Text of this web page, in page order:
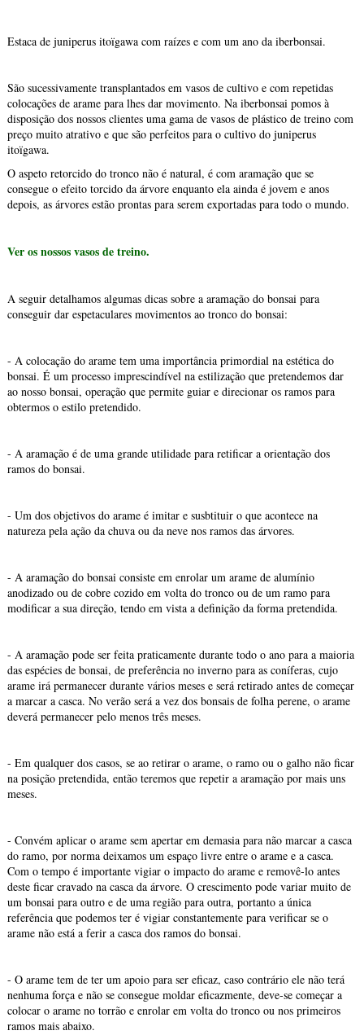
Estaca de juniperus itoïgawa com raízes e com um ano da iberbonsai.
São sucessivamente transplantados em vasos de cultivo e com repetidas
colocações de arame para lhes dar movimento. Na iberbonsai pomos à
disposição dos nossos clientes uma gama de vasos de plástico de treino com
preço muito atrativo e que são perfeitos para o cultivo do juniperus
itoïgawa.
O aspeto retorcido do tronco não é natural, é com aramação que se
consegue o efeito torcido da árvore enquanto ela ainda é jovem e anos
depois, as árvores estão prontas para serem exportadas para todo o mundo.
Ver os nossos vasos de treino.
A seguir detalhamos algumas dicas sobre a aramação do bonsai para
conseguir dar espetaculares movimentos ao tronco do bonsai:
- A colocação do arame tem uma importância primordial na estética do
bonsai. É um processo imprescindível na estilização que pretendemos dar
ao nosso bonsai, operação que permite guiar e direcionar os ramos para
obtermos o estilo pretendido.
- A aramação é de uma grande utilidade para retificar a orientação dos
ramos do bonsai.
- Um dos objetivos do arame é imitar e susbtituir o que acontece na
natureza pela ação da chuva ou da neve nos ramos das árvores.
- A aramação do bonsai consiste em enrolar um arame de alumínio
anodizado ou de cobre cozido em volta do tronco ou de um ramo para
modificar a sua direção, tendo em vista a definição da forma pretendida.
- A aramação pode ser feita praticamente durante todo o ano para a maioria
das espécies de bonsai, de preferência no inverno para as coníferas, cujo
arame irá permanecer durante vários meses e será retirado antes de começar
a marcar a casca. No verão será a vez dos bonsais de folha perene, o arame
deverá permanecer pelo menos três meses.
- Em qualquer dos casos, se ao retirar o arame, o ramo ou o galho não ficar
na posição pretendida, então teremos que repetir a aramação por mais uns
meses.
- Convém aplicar o arame sem apertar em demasia para não marcar a casca
do ramo, por norma deixamos um espaço livre entre o arame e a casca.
Com o tempo é importante vigiar o impacto do arame e removê-lo antes
deste ficar cravado na casca da árvore. O crescimento pode variar muito de
um bonsai para outro e de uma região para outra, portanto a única
referência que podemos ter é vigiar constantemente para verificar se o
arame não está a ferir a casca dos ramos do bonsai.
- O arame tem de ter um apoio para ser eficaz, caso contrário ele não terá
nenhuma força e não se consegue moldar eficazmente, deve-se começar a
colocar o arame no torrão e enrolar em volta do tronco ou nos primeiros
ramos mais abaixo.